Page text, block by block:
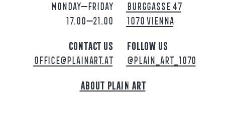
MON­DAY—FRI­DAY
17.00—21.00
BURGGASSE 47
1070 VI­EN­NA
CON­TACT US
OF­FICE@PLAINART.AT
FOL­LOW US
@PLAIN_ART_1070
ABOUT PLAIN ART